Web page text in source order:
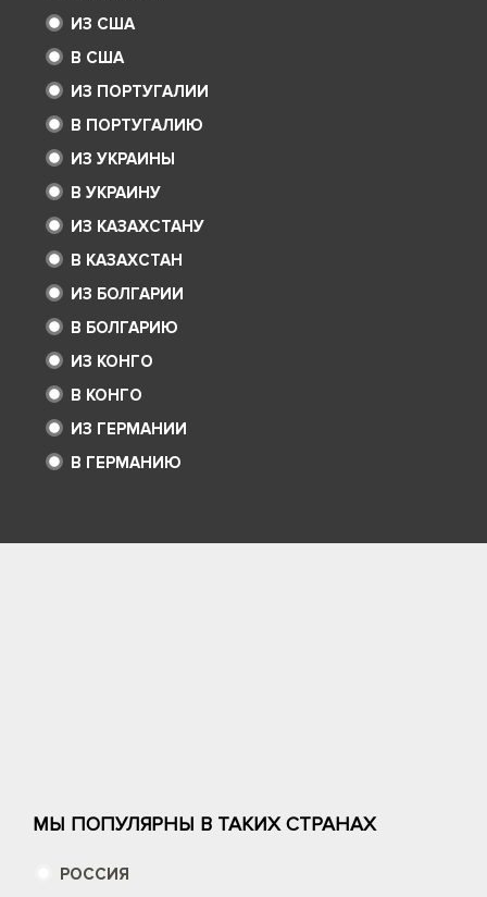
ИЗ США
В США
ИЗ ПОРТУГАЛИИ
В ПОРТУГАЛИЮ
ИЗ УКРАИНЫ
В УКРАИНУ
ИЗ КАЗАХСТАНУ
В КАЗАХСТАН
ИЗ БОЛГАРИИ
В БОЛГАРИЮ
ИЗ КОНГО
В КОНГО
ИЗ ГЕРМАНИИ
В ГЕРМАНИЮ
МЫ ПОПУЛЯРНЫ В ТАКИХ СТРАНАХ
РОССИЯ